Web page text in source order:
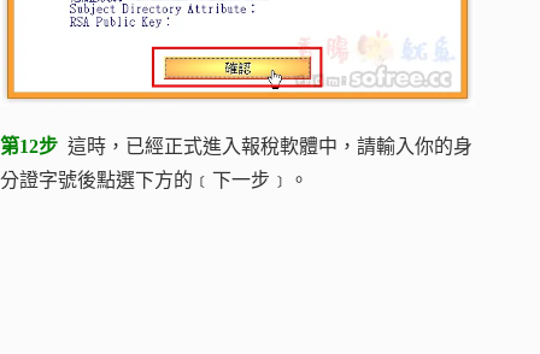
第12步 這時，已經正式進入報稅軟體中，請輸入你的身
分證字號後點選下方的﹝下一步﹞。